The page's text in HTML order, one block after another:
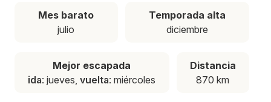
Mes barato
julio
Temporada alta
diciembre
Mejor escapada
ida: jueves,vuelta: miércoles
Distancia
870 km